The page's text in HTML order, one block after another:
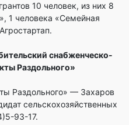
10 человек, из них 8
1 человека «Семейная
снабженческо-
Раздольного»
Раздольного» — Захаров
сельскохозяйственных
93-17.